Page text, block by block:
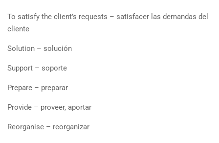
To satisfy the client’s requests – satisfacer las demandas del
cliente
Solution – solución
Support – soporte
Prepare – preparar
Provide – proveer, aportar
Reorganise – reorganizar